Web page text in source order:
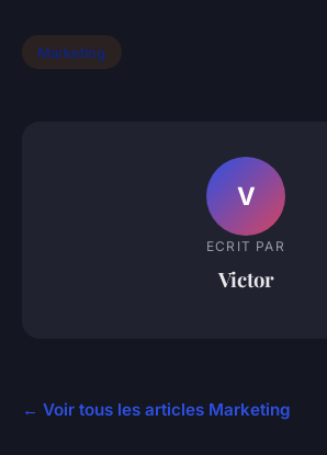
Marketing
V
ECRIT PAR
Victor
← Voir tous les articles Marketing